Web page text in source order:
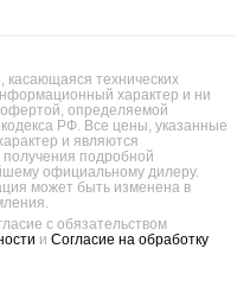
технических
характер и ни
офертой, определяемой
РФ. Все цены, указанные
и являются
подробной
официальному дилеру.
может быть изменена в
с обязательством
и Согласие на обработку